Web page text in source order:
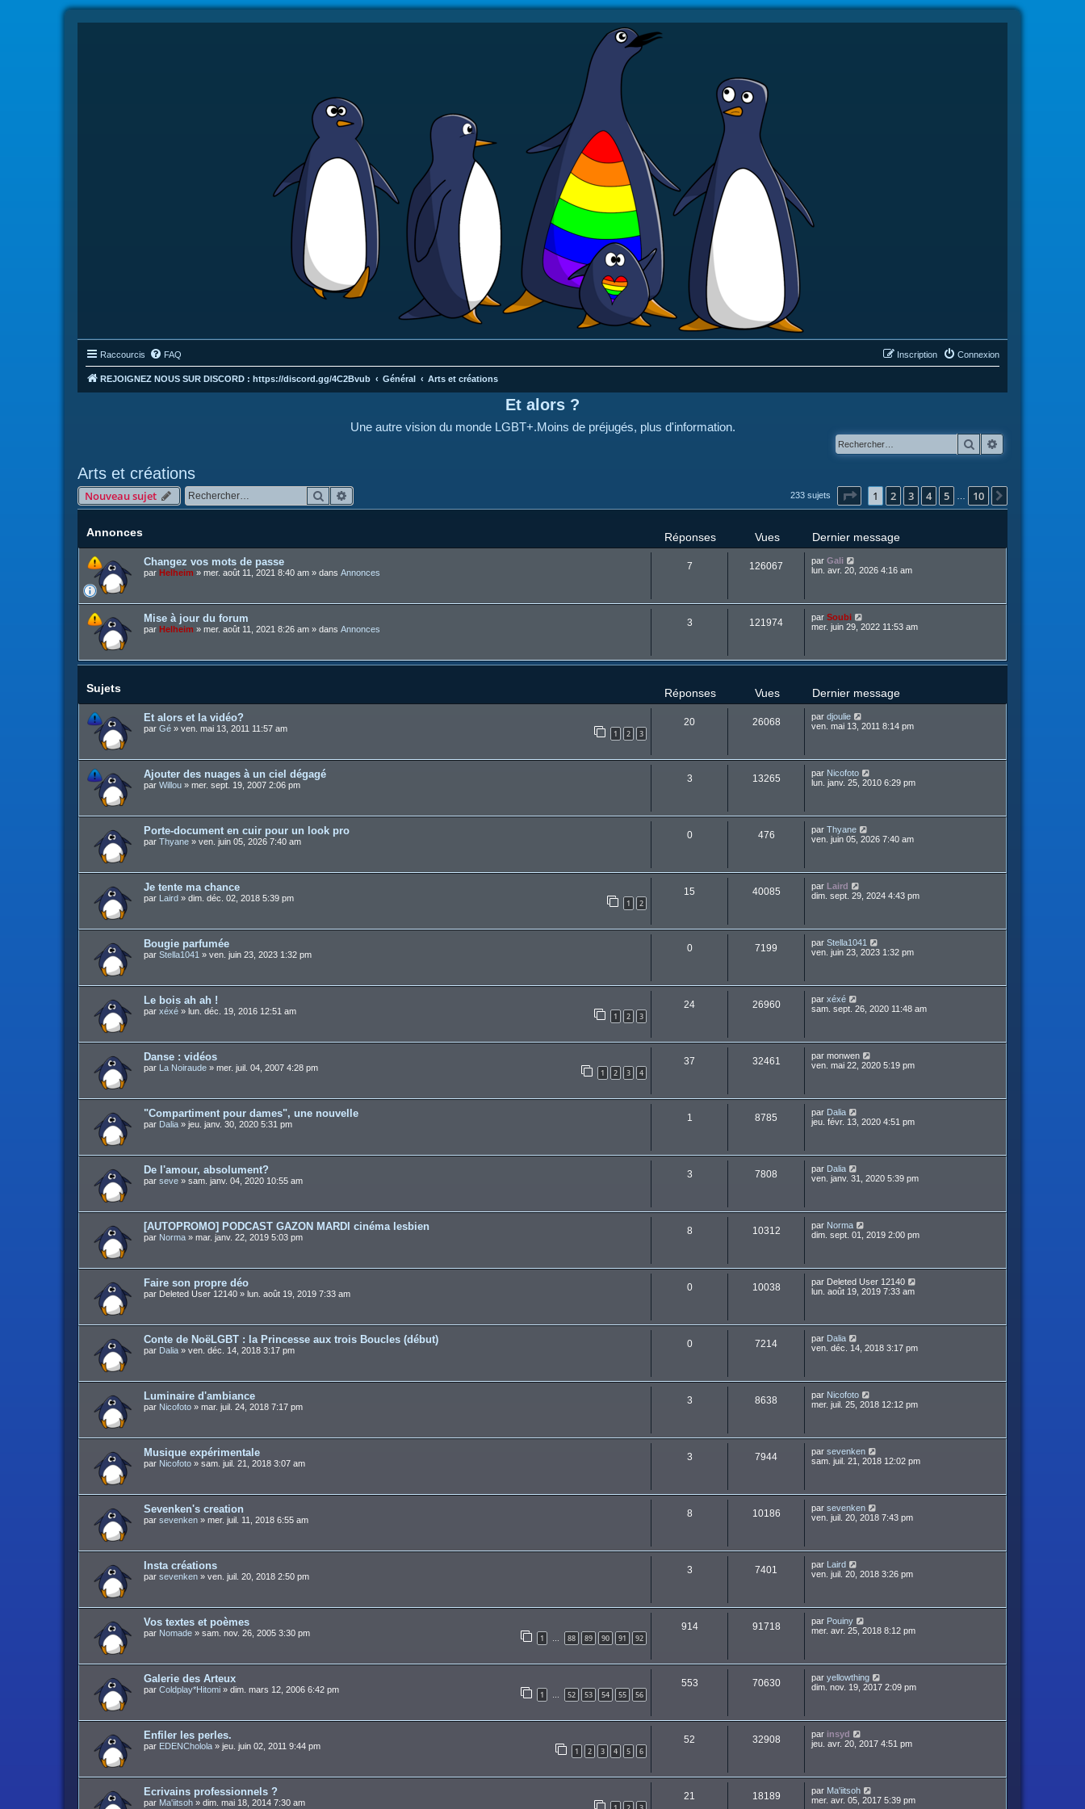
Raccourcis FAQ Connexion
Inscription
REJOIGNEZ NOUS SUR DISCORD : https://discord.gg/4C2Bvub Général Arts et créations
Et alors ?
Une autre vision du monde LGBT+.Moins de préjugés, plus d'information.
Rechercher
Arts et créations
Nouveau sujet Rechercher 233 sujets Page sur10
1 2 3 4 5 10
Annonces Réponses Vues Dernier message
Changez vos mots de passe
par Helheim » mer. août 11, 2021 8:40 am » dans Annonces
7 126067 par Gali
lun. avr. 20, 2026 4:16 am
Mise à jour du forum
par Helheim » mer. août 11, 2021 8:26 am » dans Annonces
3 121974 par Soubi
mer. juin 29, 2022 11:53 am
Sujets Réponses Vues Dernier message
Et alors et la vidéo?
par Gé » ven. mai 13, 2011 11:57 am 1 2 3
20 26068 par djoulie
ven. mai 13, 2011 8:14 pm
Ajouter des nuages à un ciel dégagé
par Willou » mer. sept. 19, 2007 2:06 pm
3 13265 par Nicofoto
lun. janv. 25, 2010 6:29 pm
Porte-document en cuir pour un look pro
par Thyane » ven. juin 05, 2026 7:40 am
0 476 par Thyane
ven. juin 05, 2026 7:40 am
Je tente ma chance
par Laird » dim. déc. 02, 2018 5:39 pm 1 2
15 40085 par Laird
dim. sept. 29, 2024 4:43 pm
Bougie parfumée
par Stella1041 » ven. juin 23, 2023 1:32 pm
0 7199 par Stella1041
ven. juin 23, 2023 1:32 pm
Le bois ah ah !
par xéxé » lun. déc. 19, 2016 12:51 am 1 2 3
24 26960 par xéxé
sam. sept. 26, 2020 11:48 am
Danse : vidéos
par La Noiraude » mer. juil. 04, 2007 4:28 pm 1 2 3 4
37 32461 par monwen
ven. mai 22, 2020 5:19 pm
"Compartiment pour dames", une nouvelle
par Dalia » jeu. janv. 30, 2020 5:31 pm
1 8785 par Dalia
jeu. févr. 13, 2020 4:51 pm
De l'amour, absolument?
par seve » sam. janv. 04, 2020 10:55 am
3 7808 par Dalia
ven. janv. 31, 2020 5:39 pm
[AUTOPROMO] PODCAST GAZON MARDI cinéma lesbien
par Norma » mar. janv. 22, 2019 5:03 pm
8 10312 par Norma
dim. sept. 01, 2019 2:00 pm
Faire son propre déo
par Deleted User 12140 » lun. août 19, 2019 7:33 am
0 10038 par Deleted User 12140
lun. août 19, 2019 7:33 am
Conte de NoëLGBT : la Princesse aux trois Boucles (début)
par Dalia » ven. déc. 14, 2018 3:17 pm
0 7214 par Dalia
ven. déc. 14, 2018 3:17 pm
Luminaire d'ambiance
par Nicofoto » mar. juil. 24, 2018 7:17 pm
3 8638 par Nicofoto
mer. juil. 25, 2018 12:12 pm
Musique expérimentale
par Nicofoto » sam. juil. 21, 2018 3:07 am
3 7944 par sevenken
sam. juil. 21, 2018 12:02 pm
Sevenken's creation
par sevenken » mer. juil. 11, 2018 6:55 am
8 10186 par sevenken
ven. juil. 20, 2018 7:43 pm
Insta créations
par sevenken » ven. juil. 20, 2018 2:50 pm
3 7401 par Laird
ven. juil. 20, 2018 3:26 pm
Vos textes et poèmes
par Nomade » sam. nov. 26, 2005 3:30 pm 1 … 88 89 90 91 92
914 91718 par Pouiny
mer. avr. 25, 2018 8:12 pm
Galerie des Arteux
par Coldplay*Hitomi » dim. mars 12, 2006 6:42 pm 1 … 52 53 54 55 56
553 70630 par yellowthing
dim. nov. 19, 2017 2:09 pm
Enfiler les perles.
par EDENCholola » jeu. juin 02, 2011 9:44 pm 1 2 3 4 5 6
52 32908 par insyd
jeu. avr. 20, 2017 4:51 pm
Ecrivains professionnels ?
par Ma'iitsoh » dim. mai 18, 2014 7:30 am
21 18189 par Ma'iitsoh
mer. avr. 05, 2017 5:39 pm